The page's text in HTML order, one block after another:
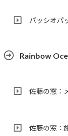
パッシオパ
Rainbow
佐藤の窓：
佐藤の窓：